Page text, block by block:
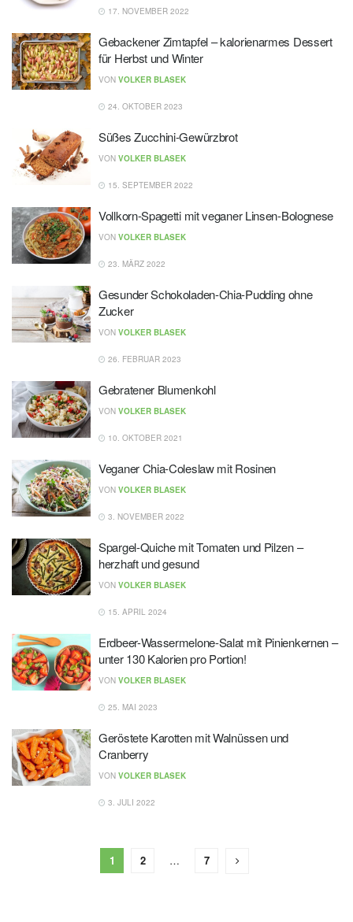
17. NOVEMBER 2022
Gebackener Zimtapfel – kalorienarmes Dessert
für Herbst und Winter
VON VOLKER BLASEK
24. OKTOBER 2023
Süßes Zucchini-Gewürzbrot
VON VOLKER BLASEK
15. SEPTEMBER 2022
Vollkorn-Spagetti mit veganer Linsen-Bolognese
VON VOLKER BLASEK
23. MÄRZ 2022
Gesunder Schokoladen-Chia-Pudding ohne
Zucker
VON VOLKER BLASEK
26. FEBRUAR 2023
Gebratener Blumenkohl
VON VOLKER BLASEK
10. OKTOBER 2021
Veganer Chia-Coleslaw mit Rosinen
VON VOLKER BLASEK
3. NOVEMBER 2022
Spargel-Quiche mit Tomaten und Pilzen –
herzhaft und gesund
VON VOLKER BLASEK
15. APRIL 2024
Erdbeer-Wassermelone-Salat mit Pinienkernen –
unter 130 Kalorien pro Portion!
VON VOLKER BLASEK
25. MAI 2023
Geröstete Karotten mit Walnüssen und
Cranberry
VON VOLKER BLASEK
3. JULI 2022
1 2 … 7